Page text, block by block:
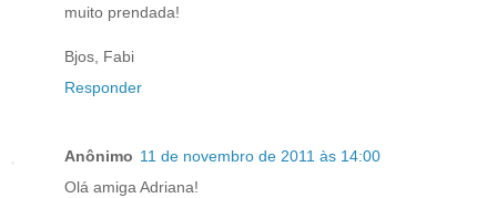
muito prendada!
Bjos, Fabi
Responder
Anônimo 11 de novembro de 2011 às 14:00
Olá amiga Adriana!